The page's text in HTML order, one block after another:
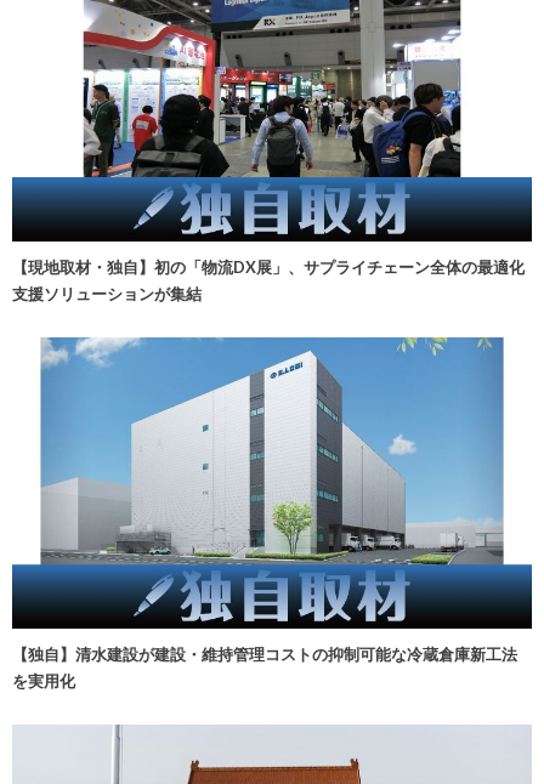
【現地取材・独自】初の「物流DX展」、サプライチェーン全体の最適化
支援ソリューションが集結
【独自】清水建設が建設・維持管理コストの抑制可能な冷蔵倉庫新工法
を実用化